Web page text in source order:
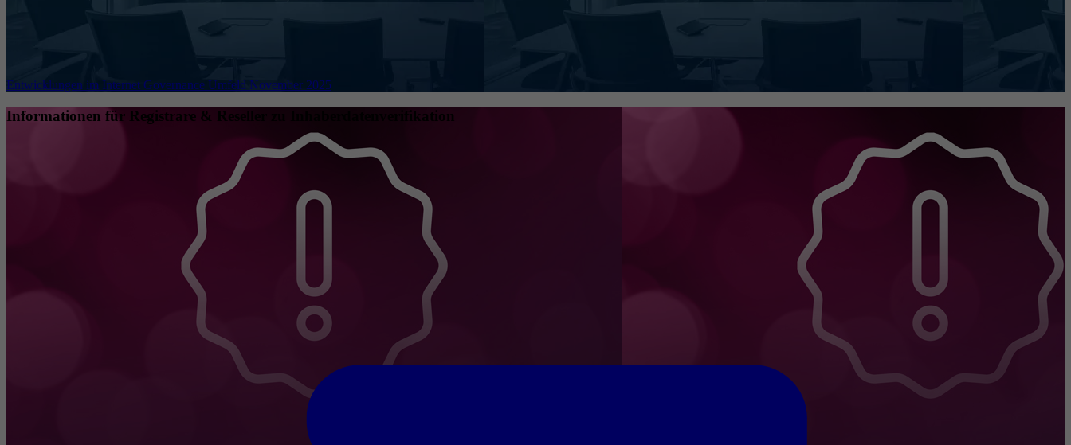
Entwicklungen im Internet Governance Umfeld November 2025
Informationen für Registrare & Reseller zu Inhaberdatenverifikation